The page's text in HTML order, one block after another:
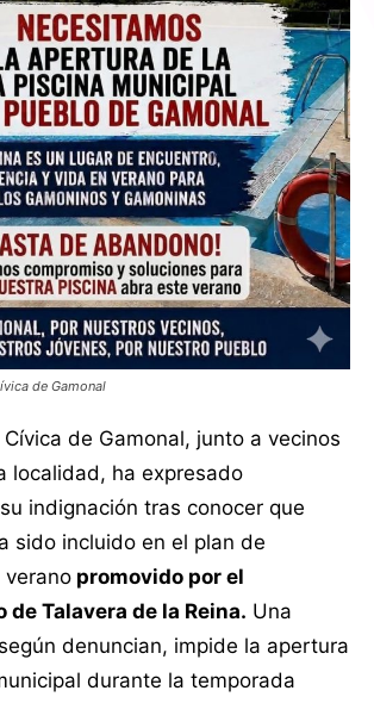
de Gamonal
de Gamonal, junto a vecinos
localidad, ha expresado
indignación tras conocer que
sido incluido en el plan de
verano promovido por el
Talavera de la Reina. Una
denuncian, impide la apertura
durante la temporada